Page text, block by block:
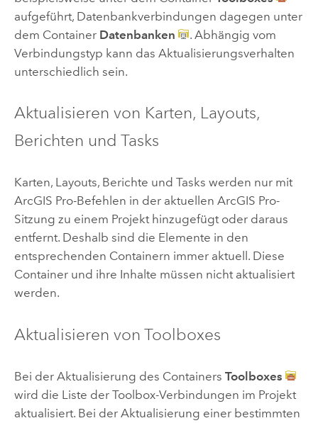
aufgeführt, Datenbankverbindungen dagegen unter
dem Container Datenbanken
. Abhängig vom
Verbindungstyp kann das Aktualisierungsverhalten
unterschiedlich sein.
Aktualisieren von Karten, Layouts,
Berichten und Tasks
Karten, Layouts, Berichte und Tasks werden nur mit
ArcGIS Pro-Befehlen in der aktuellen ArcGIS Pro-
Sitzung zu einem Projekt hinzugefügt oder daraus
entfernt. Deshalb sind die Elemente in den
entsprechenden Containern immer aktuell. Diese
Container und ihre Inhalte müssen nicht aktualisiert
werden.
Aktualisieren von Toolboxes
Bei der Aktualisierung des Containers Toolboxes
wird die Liste der Toolbox-Verbindungen im Projekt
aktualisiert. Bei der Aktualisierung einer bestimmten